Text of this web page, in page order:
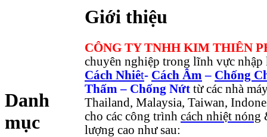
Danh
mục
Giới thiệu
CÔNG TY TNHH KIM THIÊN
chuyên nghiệp trong lĩnh vực nhập
Cách Nhiêt- Cách Âm – Chống
Thấm – Chống Nứt từ các nhà
Thailand, Malaysia, Taiwan,
cho các công trình cách nhiệt nóng
lượng cao như sau: